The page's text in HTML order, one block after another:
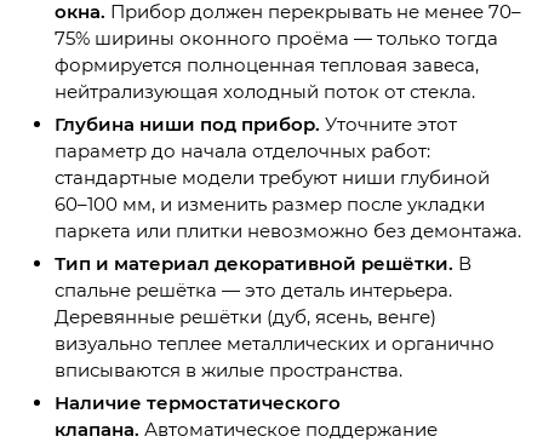
окна. Прибор должен перекрывать не менее 70–
75% ширины оконного проёма — только тогда
формируется полноценная тепловая завеса,
нейтрализующая холодный поток от стекла.
Глубина ниши под прибор. Уточните этот
параметр до начала отделочных работ:
стандартные модели требуют ниши глубиной
60–100 мм, и изменить размер после укладки
паркета или плитки невозможно без демонтажа.
Тип и материал декоративной решётки. В
спальне решётка — это деталь интерьера.
Деревянные решётки (дуб, ясень, венге)
визуально теплее металлических и органично
вписываются в жилые пространства.
Наличие термостатического
клапана. Автоматическое поддержание